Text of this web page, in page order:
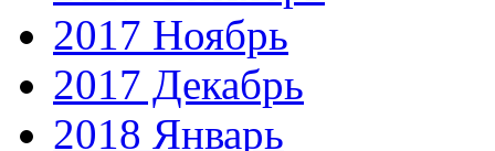
2017 Ноябрь
2017 Декабрь
2018 Январь